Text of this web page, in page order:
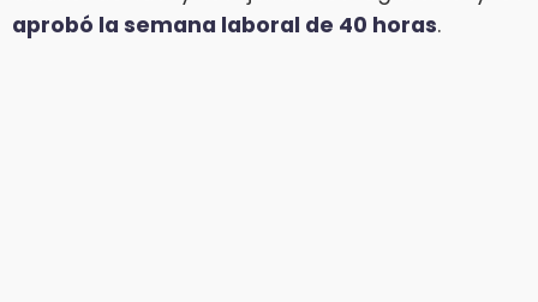
aprobó la semana laboral de 40 horas.